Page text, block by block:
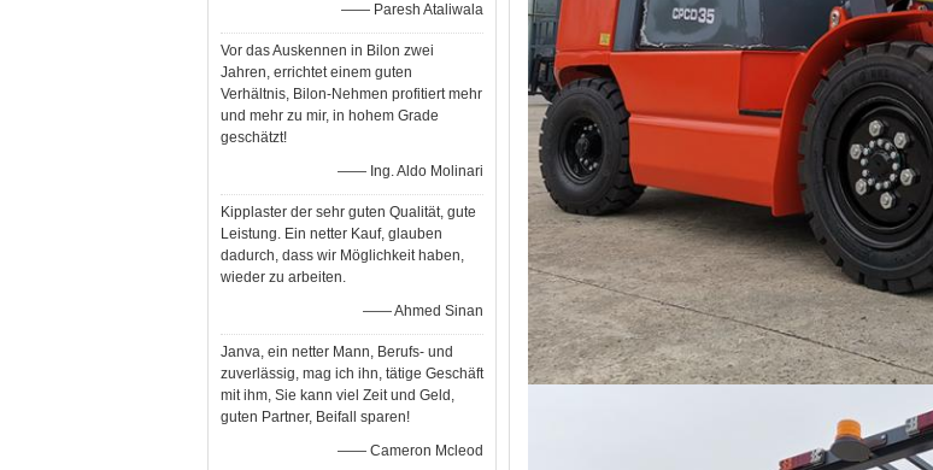
—— Paresh Ataliwala
Vor das Auskennen in Bilon zwei
Jahren, errichtet einem guten
Verhältnis, Bilon-Nehmen profitiert mehr
und mehr zu mir, in hohem Grade
geschätzt!
—— Ing. Aldo Molinari
Kipplaster der sehr guten Qualität, gute
Leistung. Ein netter Kauf, glauben
dadurch, dass wir Möglichkeit haben,
wieder zu arbeiten.
—— Ahmed Sinan
Janva, ein netter Mann, Berufs- und
zuverlässig, mag ich ihn, tätige Geschäft
mit ihm, Sie kann viel Zeit und Geld,
guten Partner, Beifall sparen!
—— Cameron Mcleod